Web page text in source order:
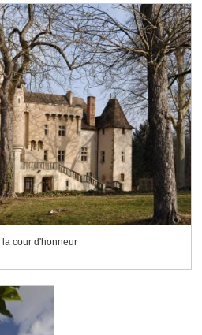
cour d'honneur